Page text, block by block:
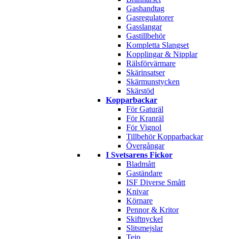
Gashandtag
Gasregulatorer
Gasslangar
Gastillbehör
Kompletta Slangset
Kopplingar & Nipplar
Rälsförvärmare
Skärinsatser
Skärmunstycken
Skärstöd
Kopparbackar
För Gaturäl
För Kranräl
För Vignol
Tillbehör Kopparbackar
Övergångar
I Svetsarens Fickor
Bladmått
Gaständare
ISF Diverse Smått
Knivar
Körnare
Pennor & Kritor
Skiftnyckel
Slitsmejslar